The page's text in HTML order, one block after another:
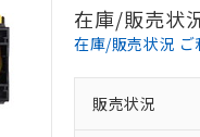
在庫/販売状
在庫/販売状況 ご
販売状況